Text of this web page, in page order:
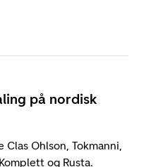
på nordisk
Ohlson, Tokmanni,
og Rusta.